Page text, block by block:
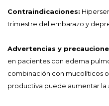
Contraindicaciones:
trimestre del embarazo y
Advertencias y
en pacientes con edema
combinación con mucolíticos
productiva puede aumentar la